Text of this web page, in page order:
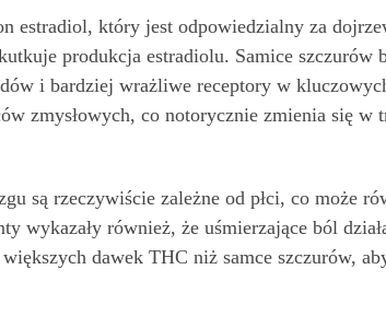
estradiol, który jest odpowiedzialny za
produkcja estradiolu. Samice szczurów
i bardziej wrażliwe receptory w
zmysłowych, co notorycznie zmienia się w
są rzeczywiście zależne od płci, co może
wykazały również, że uśmierzające ból
dawek THC niż samce szczurów,